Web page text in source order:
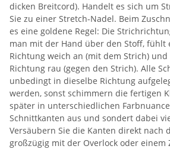
dicken Breitcord). Handelt es sich um
Sie zu einer Stretch-Nadel. Beim
es eine goldene Regel: Die
man mit der Hand über den Stoff, fühlt
Richtung weich an (mit dem Strich)
Richtung rau (gegen den Strich). Alle
unbedingt in dieselbe Richtung
werden, sonst schimmern die fertigen
später in unterschiedlichen
Schnittkanten aus und sondert dabei
Versäubern Sie die Kanten direkt nach
großzügig mit der Overlock oder einem